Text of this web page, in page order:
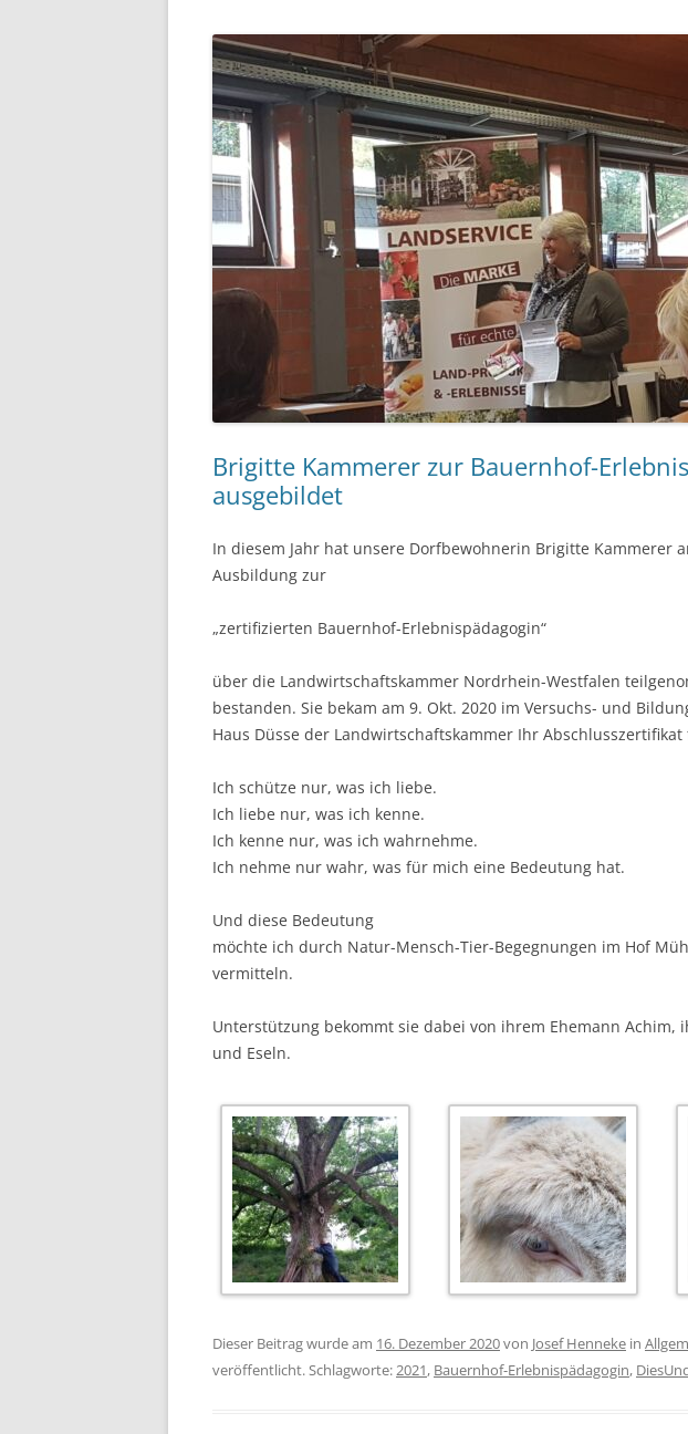
Brigitte Kammerer zur Bauernhof-
ausgebildet
In diesem Jahr hat unsere Dorfbewohnerin Brigitte Kammerer
Ausbildung zur
„zertifizierten Bauernhof-Erlebnispädagogin“
über die Landwirtschaftskammer Nordrhein-Westfalen
bestanden. Sie bekam am 9. Okt. 2020 im Versuchs- und
Haus Düsse der Landwirtschaftskammer Ihr
Ich schütze nur, was ich liebe.
Ich liebe nur, was ich kenne.
Ich kenne nur, was ich wahrnehme.
Ich nehme nur wahr, was für mich eine Bedeutung hat.
Und diese Bedeutung
möchte ich durch Natur-Mensch-Tier-Begegnungen im Hof
vermitteln.
Unterstützung bekommt sie dabei von ihrem Ehemann Achim,
und Eseln.
Dieser Beitrag wurde am 16. Dezember 2020von Josef Henneke in
veröffentlicht. Schlagworte: 2021, Bauernhof-Erlebnispädagogin,